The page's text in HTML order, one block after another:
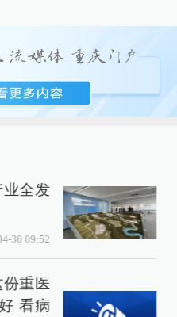
业全发
30 09:52
份重医
看病